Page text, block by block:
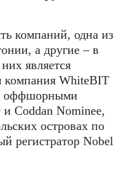
компаний, одна из
а другие – в
является
компания WhiteBIT
оффшорными
Coddan Nominee,
островах по
регистратор Nobel